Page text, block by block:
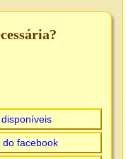
facebook